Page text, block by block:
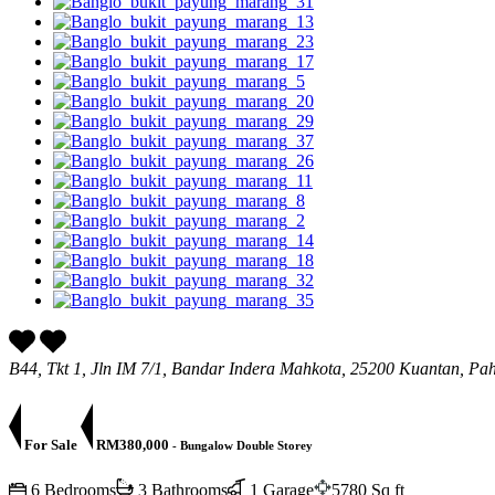
B44, Tkt 1, Jln IM 7/1, Bandar Indera Mahkota, 25200 Kuantan,
For Sale RM380,000 - Bungalow Double Storey
6 Bedrooms 3 Bathrooms 1 Garage 5780 Sq ft